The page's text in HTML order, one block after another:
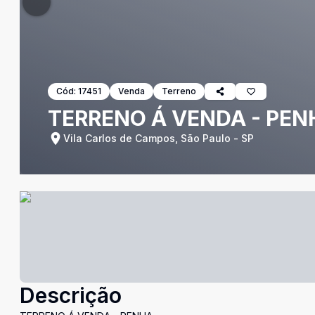
Cód: 17451 Venda Terreno
TERRENO Á VENDA -
Vila Carlos de Campos, São Paulo - SP
Descrição